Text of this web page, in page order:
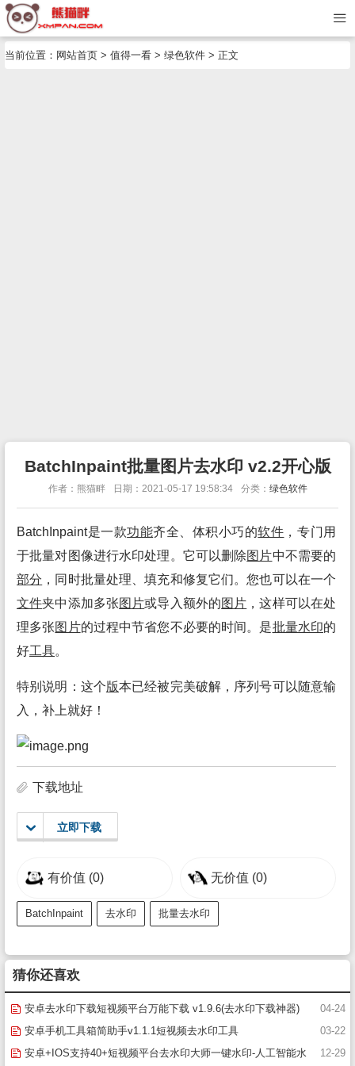
当前位置： 网站首页 > 值得一看 > 绿色软件 > 正文
BatchInpaint批量图片去水印 v2.2开心版
作者：熊猫畔 日期：2021-05-17 19:58:34 分类： 绿色软件
BatchInpaint是一款功能齐全、体积小巧的软件 ，专门用
于批量对图像进行水印处理。它可以删除图片中不需要的
部分 ，同时批量处理、填充和修复它们。您也可以在一个
文件夹中添加多张图片或导入额外的图片 ，这样可以在处
理多张图片的过程中节省您不必要的时间。是批量水印的
好工具。
特别说明：这个版本已经被完美破解，序列号可以随意输
入，补上就好！
下载地址
立即下载
有价值 (0) 无价值 (0)
BatchInpaint 去水印 批量去水印
猜你还喜欢
04-24
安卓去水印下载短视频平台万能下载 v1.9.6(去水印下载神器)
03-22
安卓手机工具箱简助手v1.1.1短视频去水印工具
12-29
安卓+IOS支持40+短视频平台去水印大师一键水印-人工智能水